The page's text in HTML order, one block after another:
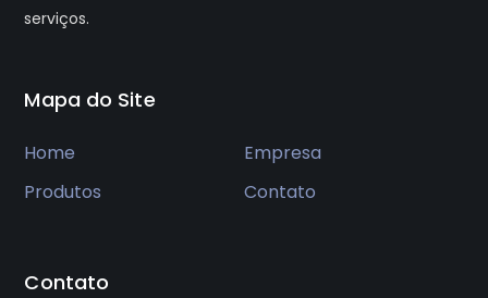
serviços.
Mapa do Site
Home
Empresa
Produtos
Contato
Contato